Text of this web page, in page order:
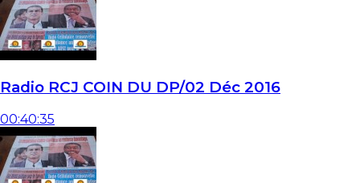
Radio RCJ COIN DU DP/02 Déc 2016
00:40:35